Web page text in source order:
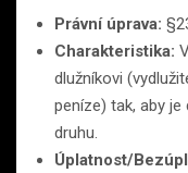
Právní úprava:
Charakteristika:
dlužníkovi
peníze) tak, aby
druhu.
Úplatnost/